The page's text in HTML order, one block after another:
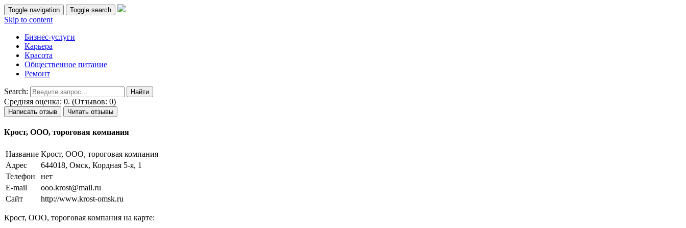
Toggle navigation Toggle search
Skip to content
Бизнес-услуги
Карьера
Красота
Общественное питание
Ремонт
Search:
Средняя оценка: 0. (Отзывов: 0)
Написать отзыв Читать отзывы
Крост, ООО, тороговая компания
Название Крост, ООО, тороговая компания
Адрес
644018, Омск, Кордная 5-я, 1
Телефон
нет
E-mail
ooo.krost@mail.ru
Сайт
http://www.krost-omsk.ru
Крост, ООО, тороговая компания на карте: